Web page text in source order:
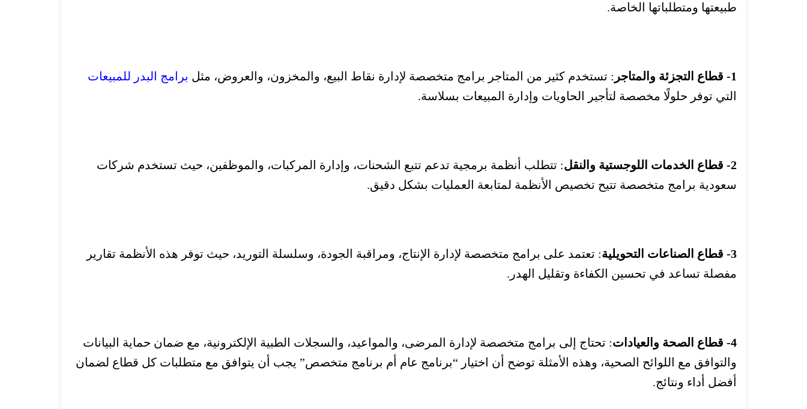
طبيعتها ومتطلباتها الخاصة.
1- قطاع التجزئة والمتاجر : تستخدم كثير من المتاجر برامج متخصصة لإدارة نقاط البيع، والمخزون، والعروض، مثل برامج البدر للمبيعات
التي توفر حلولًا مخصصة لتأجير الحاويات وإدارة المبيعات بسلاسة.
2- قطاع الخدمات اللوجستية والنقل
: تتطلب أنظمة برمجية تدعم تتبع الشحنات، وإدارة المركبات، والموظفين، حيث تستخدم شركات
سعودية برامج متخصصة تتيح تخصيص الأنظمة لمتابعة العمليات بشكل دقيق.
3- قطاع الصناعات التحويلية
: تعتمد على برامج متخصصة لإدارة الإنتاج، ومراقبة الجودة، وسلسلة التوريد، حيث توفر هذه الأنظمة تقارير
مفصلة تساعد في تحسين الكفاءة وتقليل الهدر.
4- قطاع الصحة والعيادات
: تحتاج إلى برامج متخصصة لإدارة المرضى، والمواعيد، والسجلات الطبية الإلكترونية، مع ضمان حماية البيانات
والتوافق مع اللوائح الصحية، وهذه الأمثلة توضح أن اختيار “برنامج عام أم برنامج متخصص” يجب أن يتوافق مع متطلبات كل قطاع لضمان
أفضل أداء ونتائج.